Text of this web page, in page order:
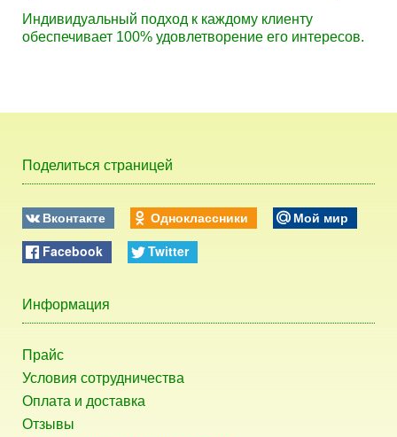
Индивидуальный подход к каждому клиенту
обеспечивает 100% удовлетворение его интересов.
Поделиться страницей
Вконтакте Одноклассники
Мой мир
Facebook
Twitter
Информация
Прайс
Условия сотрудничества
Оплата и доставка
Отзывы